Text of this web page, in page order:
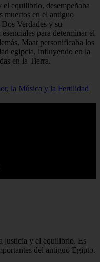
equilibrio, desempeñaba
muertos en el antiguo
Verdades y su
para determinar el
Maat personificaba los
egipcia, influyendo en la
en la Tierra.
la Música y la Fertilidad
justicia y el equilibrio. Es
del antiguo Egipto.